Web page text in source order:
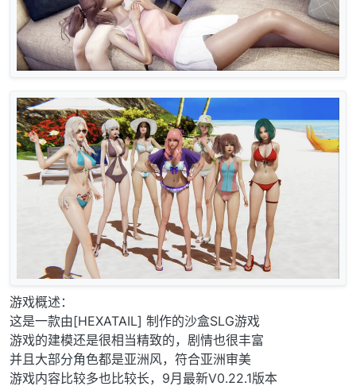
游戏概述：
这是一款由[HEXATAIL] 制作的沙盒SLG游戏
游戏的建模还是很相当精致的，剧情也很丰富
并且大部分角色都是亚洲风，符合亚洲审美
游戏内容比较多也比较长，9月最新V0.22.1版本